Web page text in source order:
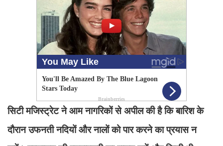
सिटी मजिस्ट्रेट ने आम नागरिकों से अपील की है कि बारिश के
दौरान उफनती नदियों और नालों को पार करने का प्रयास न